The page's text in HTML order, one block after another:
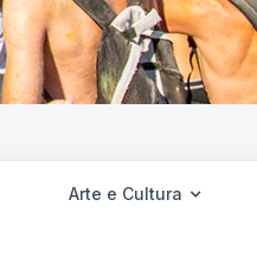
Arte e Cultura